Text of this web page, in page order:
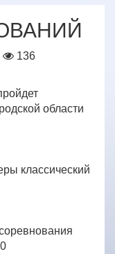
136
области
классический